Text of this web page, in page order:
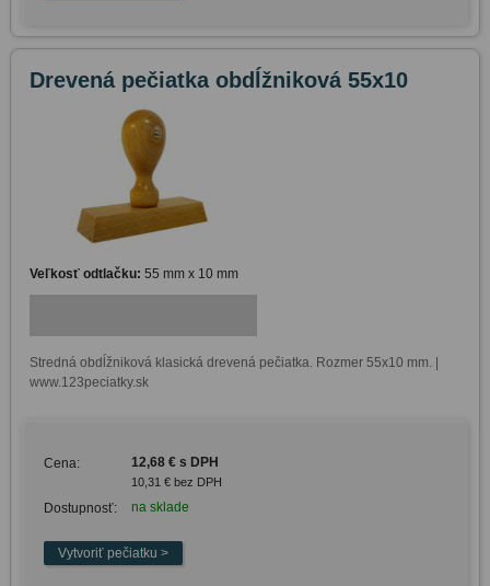
Drevená pečiatka obdĺžniková 55x10
Veľkosť odtlačku: 55 mm x 10 mm
Stredná obdĺžniková klasická drevená pečiatka. Rozmer 55x10 mm. |
www.123peciatky.sk
Cena: 12,68 € s DPH
10,31 € bez DPH
Dostupnosť: na sklade